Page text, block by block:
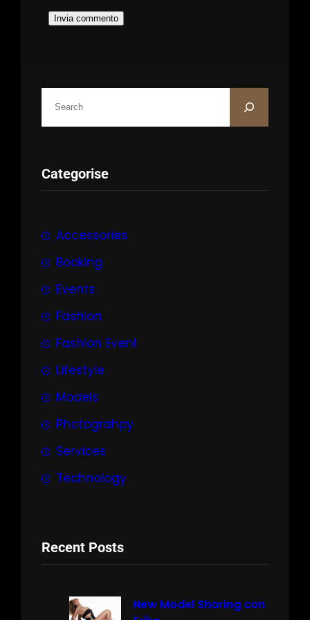
a
Categorise
Accessories
Booking
Events
Fashion
Fashion Event
Lifestyle
Models
Photograhpy
Services
Technology
Recent Posts
New Model Sharing con